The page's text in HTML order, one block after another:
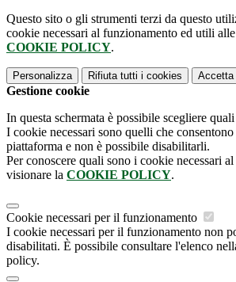
Questo sito o gli strumenti terzi da questo
cookie necessari al funzionamento ed utili
COOKIE POLICY.
Personalizza Rifiuta tutti i cookies Accetta
Gestione cookie
In questa schermata è possibile scegliere
I cookie necessari sono quelli che
piattaforma e non è possibile disabilitarli.
Per conoscere quali sono i cookie necessari
visionare la COOKIE POLICY.
Cookie necessari per il funzionamento
I cookie necessari per il funzionamento non
disabilitati. È possibile consultare l'elenco
policy.